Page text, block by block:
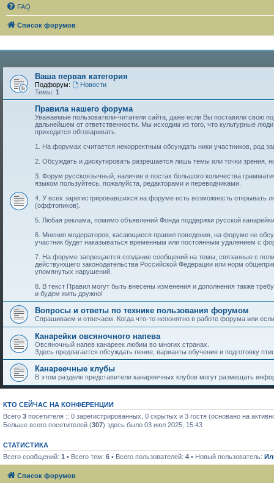
FAQ
Список форумов
Ваша первая категория
Подфорум:
Новости
Темы: 1
Правила нашего форума
Уважаемые пользователи-читатели сайта, даже если Вы поставили свою
дальнейшем от ответственности. Мы исходим из того, что культурные
приходится обговаривать.
1. На форумах считается некорректным обсуждать ники участников, род
2. Обсуждать и дискутировать разрешается лишь темы или точки зрения,
3. Форум русскоязычный, наличие в постах большого количества
языком пользуйтесь, пожалуйста, редакторами и переводчиками.
4. У всех зарегистрировавшихся на форуме есть возможность
(оффтопиков).
5. Любая реклама, помимо объявлений Фонда поддержки русской
6. Мнения модераторов, касающиеся правил поведения, на форуме не
участник будет наказываться временным или постоянным удалением с
7. На форуме запрещается создание сообщений на темы, связанные с
действующего законодательства Российской Федерации или норм
упомянутых нарушений.
8. В текст Правил могут быть внесены изменения и дополнения также
и будем жить дружно!
Вопросы и ответы по технике пользования форумом
Спрашиваем и отвечаем. Когда что-то непонятно в работе форума или
Канарейки овсяночного напева
Овсяночный напев канареек любим во многих странах.
Здесь предлагается обсуждать пение, варианты обучения и подготовку
Канареечные клубы
В этом разделе представители канареечных клубов могут размещать
КТО СЕЙЧАС НА КОНФЕРЕНЦИИ
Всего 3 посетителя :: 0 зарегистрированных, 0 скрытых и 3 гостя (основано на
Больше всего посетителей (307) здесь было 03 июл 2025, 15:43
СТАТИСТИКА
Всего сообщений: 1 • Всего тем: 6 • Всего пользователей: 4 • Новый пользователь:
Список форумов